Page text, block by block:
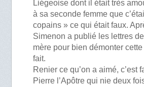
Liégeoise dont il était très
à sa seconde femme que
copains » ce qui était faux.
Simenon a publié les lettres
mère pour bien démonter
fait.
Renier ce qu’on a aimé, c’est
Pierre l’Apôtre qui nie deux